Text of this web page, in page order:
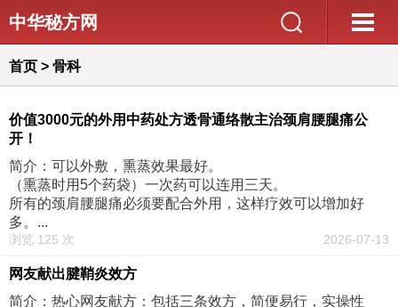
中华秘方网
首页 > 骨科
价值3000元的外用中药处方透骨通络散主治颈肩腰腿痛公
开！
简介：可以外敷，熏蒸效果最好。
（熏蒸时用5个药袋）一次药可以连用三天。
所有的颈肩腰腿痛必须要配合外用，这样疗效可以增加好
多。...
浏览 125 次 2026-07-13
网友献出腱鞘炎效方
简介：热心网友献方：包括三条效方，简便易行，实操性